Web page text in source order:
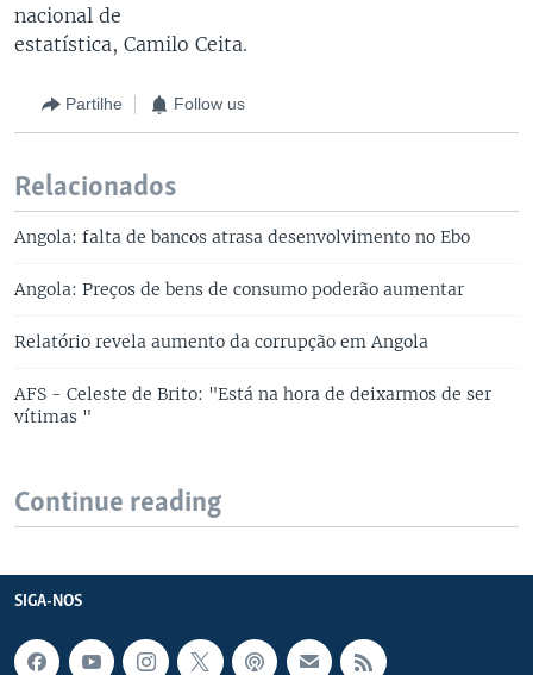
nacional de
estatística, Camilo Ceita.
Partilhe Follow us
Relacionados
Angola: falta de bancos atrasa desenvolvimento no Ebo
Angola: Preços de bens de consumo poderão aumentar
Relatório revela aumento da corrupção em Angola
AFS - Celeste de Brito: "Está na hora de deixarmos de ser
vítimas "
Continue reading
SIGA-NOS